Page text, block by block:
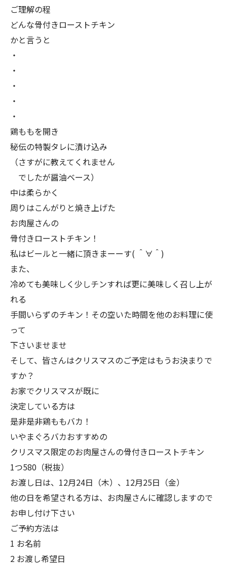
ご理解の程
どんな骨付きローストチキン
かと言うと
・
・
・
・
・
鶏ももを開き
秘伝の特製タレに漬け込み
（さすがに教えてくれません
でしたが醤油ベース）
中は柔らかく
周りはこんがりと焼き上げた
お肉屋さんの
骨付きローストチキン！
私はビールと一緒に頂きまーーす( ＾∀＾)
また、
冷めても美味しく少しチンすれば更に美味しく召し上が
れる
手間いらずのチキン！その空いた時間を他のお料理に使
って
下さいませませ
そして、皆さんはクリスマスのご予定はもうお決まりで
すか？
お家でクリスマスが既に
決定している方は
是非是非鶏ももバカ！
いやまぐろバカおすすめの
クリスマス限定のお肉屋さんの骨付きローストチキン
1つ580（税抜）
お渡し日は、12月24日（木）、12月25日（金）
他の日を希望される方は、お肉屋さんに確認しますので
お申し付け下さい
ご予約方法は
1 お名前
2 お渡し希望日